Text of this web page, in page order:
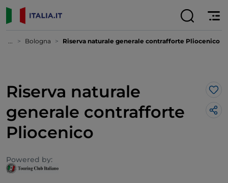
... Bologna Riserva naturale generale contrafforte Pliocenico
Riserva naturale
generale contrafforte
Pliocenico
Powered by: